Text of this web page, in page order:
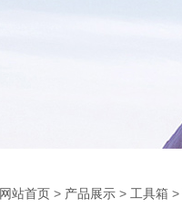
网站首页 > 产品展示 > 工具箱 >